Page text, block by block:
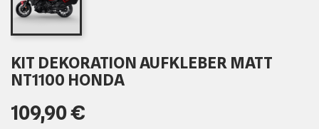
KIT DEKORATION AUFKLEBER MATT
NT1100 HONDA
109,90 €